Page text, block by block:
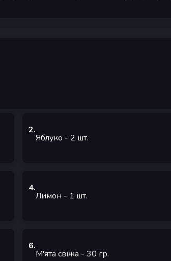
2.
Яблуко - 2 шт.
4.
Лимон - 1 шт.
6.
М'ята свіжа - 30 гр.